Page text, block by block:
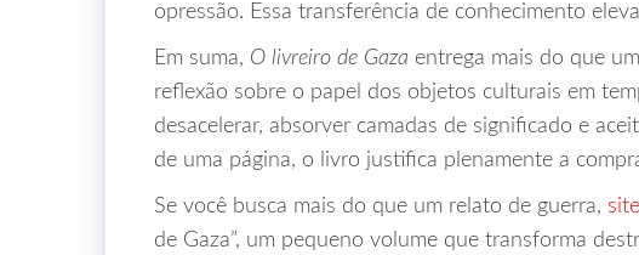
opressão. Essa transferência de conhecimento
Em suma, O livreiro de Gaza entrega mais do que
reflexão sobre o papel dos objetos culturais em
desacelerar, absorver camadas de significado e
de uma página, o livro justifica plenamente a
Se você busca mais do que um relato de guerra,
de Gaza”, um pequeno volume que transforma